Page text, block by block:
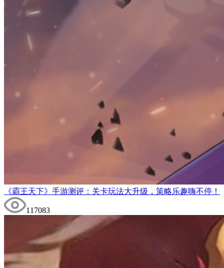
《霸王天下》手游测评：关卡玩法大升级，策略乐趣嗨不停！
117083